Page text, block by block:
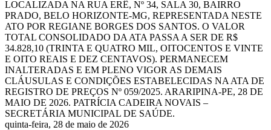
LOCALIZADA NA RUA ERÊ, Nº 34, SALA 30, BAIRRO
PRADO, BELO HORIZONTE-MG, REPRESENTADA NESTE
ATO POR REGIANE BORGES DOS SANTOS. O VALOR
TOTAL CONSOLIDADO DA ATA PASSA A SER DE R$
34.828,10 (TRINTA E QUATRO MIL, OITOCENTOS E VINTE
E OITO REAIS E DEZ CENTAVOS). PERMANECEM
INALTERADAS E EM PLENO VIGOR AS DEMAIS
CLÁUSULAS E CONDIÇÕES ESTABELECIDAS NA ATA DE
REGISTRO DE PREÇOS Nº 059/2025. ARARIPINA-PE, 28 DE
MAIO DE 2026. PATRÍCIA CADEIRA NOVAIS –
SECRETÁRIA MUNICIPAL DE SAÚDE.
quinta-feira, 28 de maio de 2026